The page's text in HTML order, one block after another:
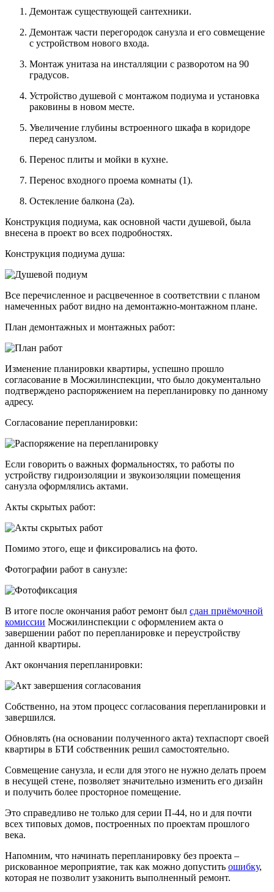
Демонтаж существующей сантехники.
Демонтаж части перегородок санузла и его совмещение
с устройством нового входа.
Монтаж унитаза на инсталляции с разворотом на 90
градусов.
Устройство душевой с монтажом подиума и установка
раковины в новом месте.
Увеличение глубины встроенного шкафа в коридоре
перед санузлом.
Перенос плиты и мойки в кухне.
Перенос входного проема комнаты (1).
Остекление балкона (2а).
Конструкция подиума, как основной части душевой, была
внесена в проект во всех подробностях.
Конструкция подиума душа:
Все перечисленное и расцвеченное в соответствии с планом
намеченных работ видно на демонтажно-монтажном плане.
План демонтажных и монтажных работ:
Изменение планировки квартиры, успешно прошло
согласование в Мосжилинспекции, что было документально
подтверждено распоряжением на перепланировку по данному
адресу.
Согласование перепланировки:
Если говорить о важных формальностях, то работы по
устройству гидроизоляции и звукоизоляции помещения
санузла оформлялись актами.
Акты скрытых работ:
Помимо этого, еще и фиксировались на фото.
Фотографии работ в санузле:
В итоге после окончания работ ремонт был сдан приёмочной
комиссии Мосжилинспекции с оформлением акта о
завершении работ по перепланировке и переустройству
данной квартиры.
Акт окончания перепланировки:
Собственно, на этом процесс согласования перепланировки и
завершился.
Обновлять (на основании полученного акта) техпаспорт своей
квартиры в БТИ собственник решил самостоятельно.
Совмещение санузла, и если для этого не нужно делать проем
в несущей стене, позволяет значительно изменить его дизайн
и получить более просторное помещение.
Это справедливо не только для серии П-44, но и для почти
всех типовых домов, построенных по проектам прошлого
века.
Напомним, что начинать перепланировку без проекта –
рискованное мероприятие, так как можно допустить ошибку,
которая не позволит узаконить выполненный ремонт.